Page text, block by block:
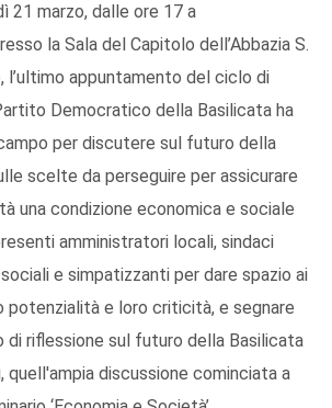
21 marzo, dalle ore 17 a
la Sala del Capitolo dell’Abbazia S.
l’ultimo appuntamento del ciclo di
Democratico della Basilicata ha
per discutere sul futuro della
scelte da perseguire per assicurare
una condizione economica e sociale
amministratori locali, sindaci
e simpatizzanti per dare spazio ai
potenzialità e loro criticità, e segnare
di riflessione sul futuro della Basilicata
discussione cominciata a